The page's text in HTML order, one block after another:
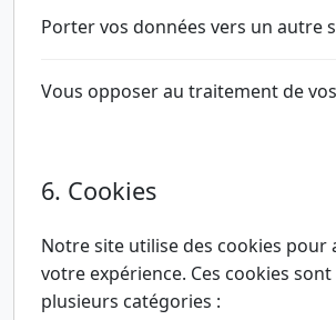
Porter vos données vers un autre
Vous opposer au traitement de
6. Cookies
Notre site utilise des cookies pour
votre expérience. Ces cookies sont
plusieurs catégories :